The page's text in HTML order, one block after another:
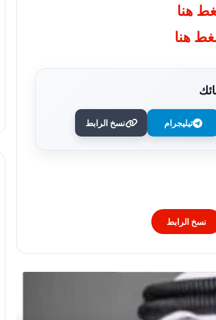
هنا
هنا
تيليجرام نسخ الرابط
نسخ الرابط
“التربية” الكويتية تصدر قرارا بغلق المدرسة
بكورسيكا
شراكة أقوى مع إسرائيل..
لبنان: إصابة 8 أشحاص فى غارة إسرائيلية
على بلدة برج الشمالي